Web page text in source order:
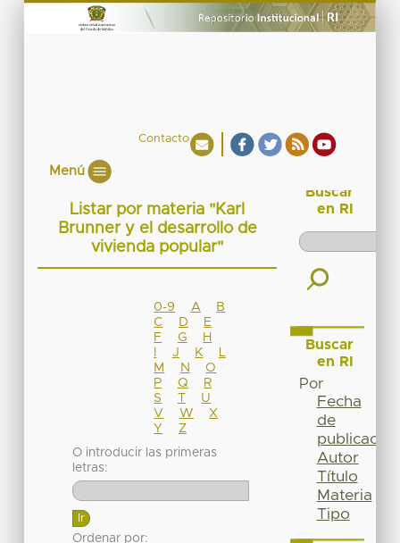
Contacto
Menú
Listar por materia "Karl
Brunner y el desarrollo de
vivienda popular"
0-9 A
B
C
D
E
F
G
H
J K
M
N
O
P
Q
R
S
T
U
V
W
X
Y
Z
O introducir las primeras
letras:
Ordenar por:
Buscar
en RI
Buscar
en RI
Por
Fecha
de
publicación
Autor
Título
Materia
Tipo